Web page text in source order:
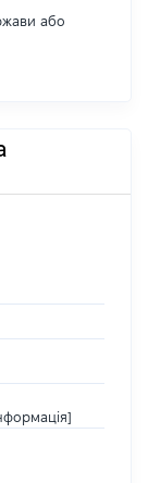
або